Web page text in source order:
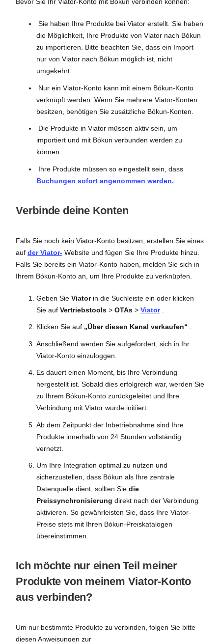
Sie haben Ihre Produkte bei Viator erstellt. Sie haben
die Möglichkeit, Ihre Produkte von Viator nach Bókun
zu importieren. Bitte beachten Sie, dass ein Import
nur von Viator nach Bókun möglich ist, nicht
umgekehrt.
Nur ein Viator-Konto kann mit einem Bókun-Konto
verknüpft werden. Wenn Sie mehrere Viator-Konten
besitzen, benötigen Sie zusätzliche Bókun-Konten.
Die Produkte in Viator müssen aktiv sein, um
importiert und mit Bókun verbunden werden zu
können.
Ihre Produkte müssen so eingestellt sein, dass
Buchungen sofort angenommen werden.
Verbinde deine Konten
Falls Sie noch kein Viator-Konto besitzen, erstellen Sie eines
auf der Viator- Website und fügen Sie Ihre Produkte hinzu.
Falls Sie bereits ein Viator-Konto haben, melden Sie sich in
Ihrem Bókun-Konto an, um Ihre Produkte zu verknüpfen.
Geben Sie Viatorin die Suchleiste ein oder klicken
Sie auf Vertriebstools > OTAs > Viator.
Klicken Sie auf „Über diesen Kanal verkaufen“
Anschließend werden Sie aufgefordert, sich in Ihr
Viator-Konto einzuloggen.
Es dauert einen Moment, bis Ihre Verbindung
hergestellt ist. Sobald dies erfolgreich war, werden Sie
zu Ihrem Bókun-Konto zurückgeleitet und Ihre
Verbindung mit Viator wurde initiiert.
Ab dem Zeitpunkt der Inbetriebnahme sind Ihre
Produkte innerhalb von 24 Stunden vollständig
vernetzt.
Um Ihre Integration optimal zu nutzen und
sicherzustellen, dass Bókun als Ihre zentrale
Datenquelle dient, sollten Sie die
Preissynchronisierung direkt nach der Verbindung
aktivieren. So gewährleisten Sie, dass Ihre Viator-
Preise stets mit Ihren Bókun-Preiskatalogen
übereinstimmen.
Ich möchte nur einen Teil meiner
Produkte von meinem Viator-Konto
aus verbinden?
Um nur bestimmte Produkte zu verbinden, folgen Sie bitte
diesen Anweisungen zur